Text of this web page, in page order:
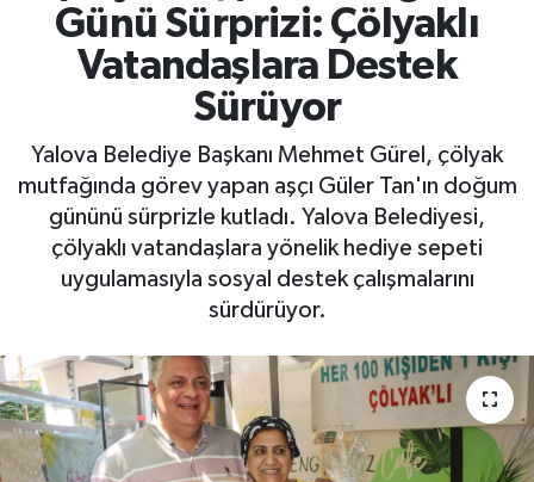
Günü Sürprizi: Çölyaklı
Vatandaşlara Destek
Sürüyor
Yalova Belediye Başkanı Mehmet Gürel, çölyak
mutfağında görev yapan aşçı Güler Tan'ın doğum
gününü sürprizle kutladı. Yalova Belediyesi,
çölyaklı vatandaşlara yönelik hediye sepeti
uygulamasıyla sosyal destek çalışmalarını
sürdürüyor.
Yaşam